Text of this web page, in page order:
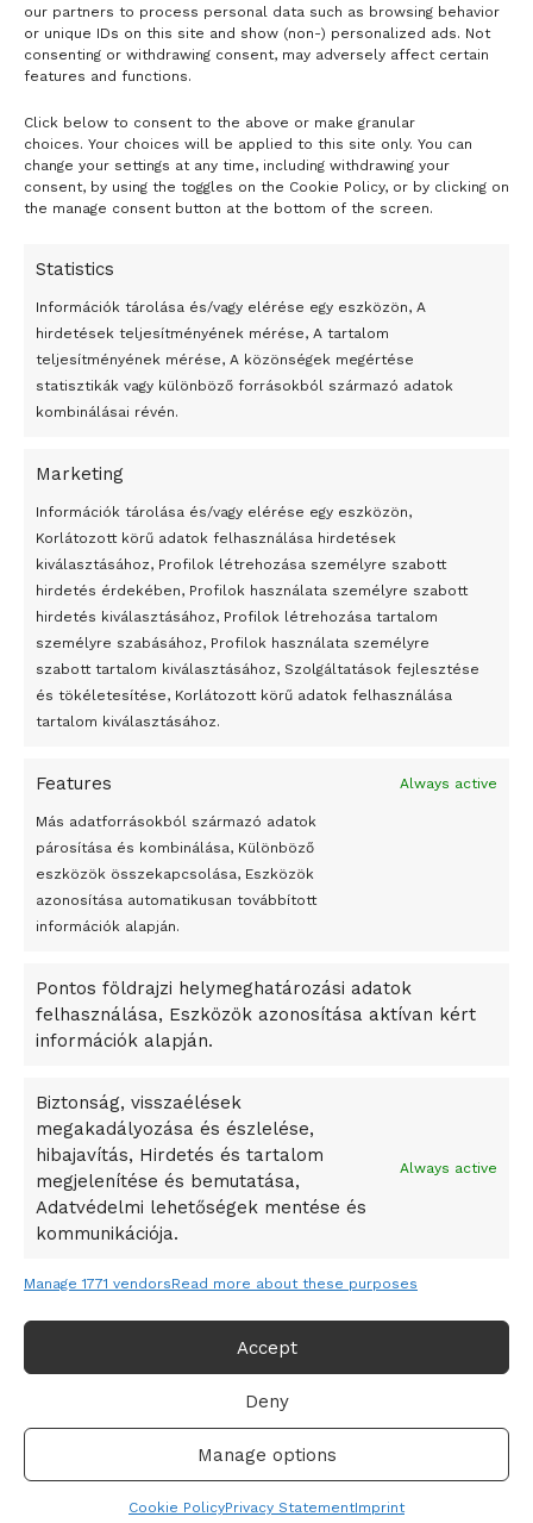
our partners to process personal data such as browsing behavior
or unique IDs on this site and show (non-) personalized ads. Not
consenting or withdrawing consent, may adversely affect certain
features and functions.
Click below to consent to the above or make granular
choices. Your choices will be applied to this site only. You can
change your settings at any time, including withdrawing your
consent, by using the toggles on the Cookie Policy, or by clicking on
the manage consent button at the bottom of the screen.
Statistics
Információk tárolása és/vagy elérése egy eszközön, A
hirdetések teljesítményének mérése, A tartalom
teljesítményének mérése, A közönségek megértése
statisztikák vagy különböző forrásokból származó adatok
kombinálásai révén.
Marketing
Információk tárolása és/vagy elérése egy eszközön,
Korlátozott körű adatok felhasználása hirdetések
kiválasztásához, Profilok létrehozása személyre szabott
hirdetés érdekében, Profilok használata személyre szabott
hirdetés kiválasztásához, Profilok létrehozása tartalom
személyre szabásához, Profilok használata személyre
szabott tartalom kiválasztásához, Szolgáltatások fejlesztése
és tökéletesítése, Korlátozott körű adatok felhasználása
tartalom kiválasztásához.
Features Always active
Más adatforrásokból származó adatok
párosítása és kombinálása, Különböző
eszközök összekapcsolása, Eszközök
azonosítása automatikusan továbbított
információk alapján.
Pontos földrajzi helymeghatározási adatok
felhasználása, Eszközök azonosítása aktívan kért
információk alapján.
Biztonság, visszaélések
megakadályozása és észlelése,
hibajavítás, Hirdetés és tartalom
megjelenítése és bemutatása,
Adatvédelmi lehetőségek mentése és
kommunikációja.
Always active
Manage 1771 vendorsRead more about these purposes
Accept
Deny
Manage options
Cookie PolicyPrivacy StatementImprint
- H I R D E T É S -
Átmenetileg szünetelnek az összecsapások Bahmutnál
Egy vagyonért adták el Banksy művét miután elégették.
Az 1950-ben elhunyt alkotók művei szabadon
felhasználhatóvá válnak
Peking – A visegrádi országok zsidó kulturális örökségét
bemutató fotókiállítás nyílt
Megveszi az osztrák Wienerberger az amerikai Meridian
Bricket
A Startup Campus egyetemi programjainak legjobbjai az
A Ringo Starr új albummal jelentkezik
A Vajdasági Magyar Szövetség államtitkárait kinevezték
Dzsingisz kán hódító hadjárata okozta
Kuramagomedov ötödik, Muszukajev elődöntős – Birkózó
világkupa
Adatvédelmi irányelvek
© 2019-2021 online365.hu - Minden jog fenntartva!